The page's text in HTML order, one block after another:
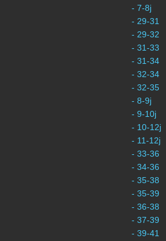
- 7-8j
- 29-31
- 29-32
- 31-33
- 31-34
- 32-34
- 32-35
- 8-9j
- 9-10j
- 10-12j
- 11-12j
- 33-36
- 34-36
- 35-38
- 35-39
- 36-38
- 37-39
- 39-41